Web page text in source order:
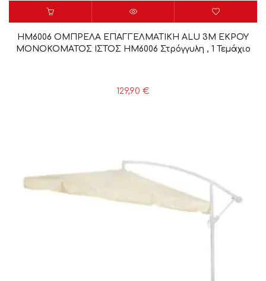
HM6006 ΟΜΠΡΕΛΑ ΕΠΑΓΓΕΛΜΑΤΙΚΗ ALU 3Μ ΕΚΡΟΥ
ΜΟΝΟΚΟΜΑΤΟΣ ΙΣΤΟΣ HM6006 Στρόγγυλη , 1 Τεμάχιο
129,90 €